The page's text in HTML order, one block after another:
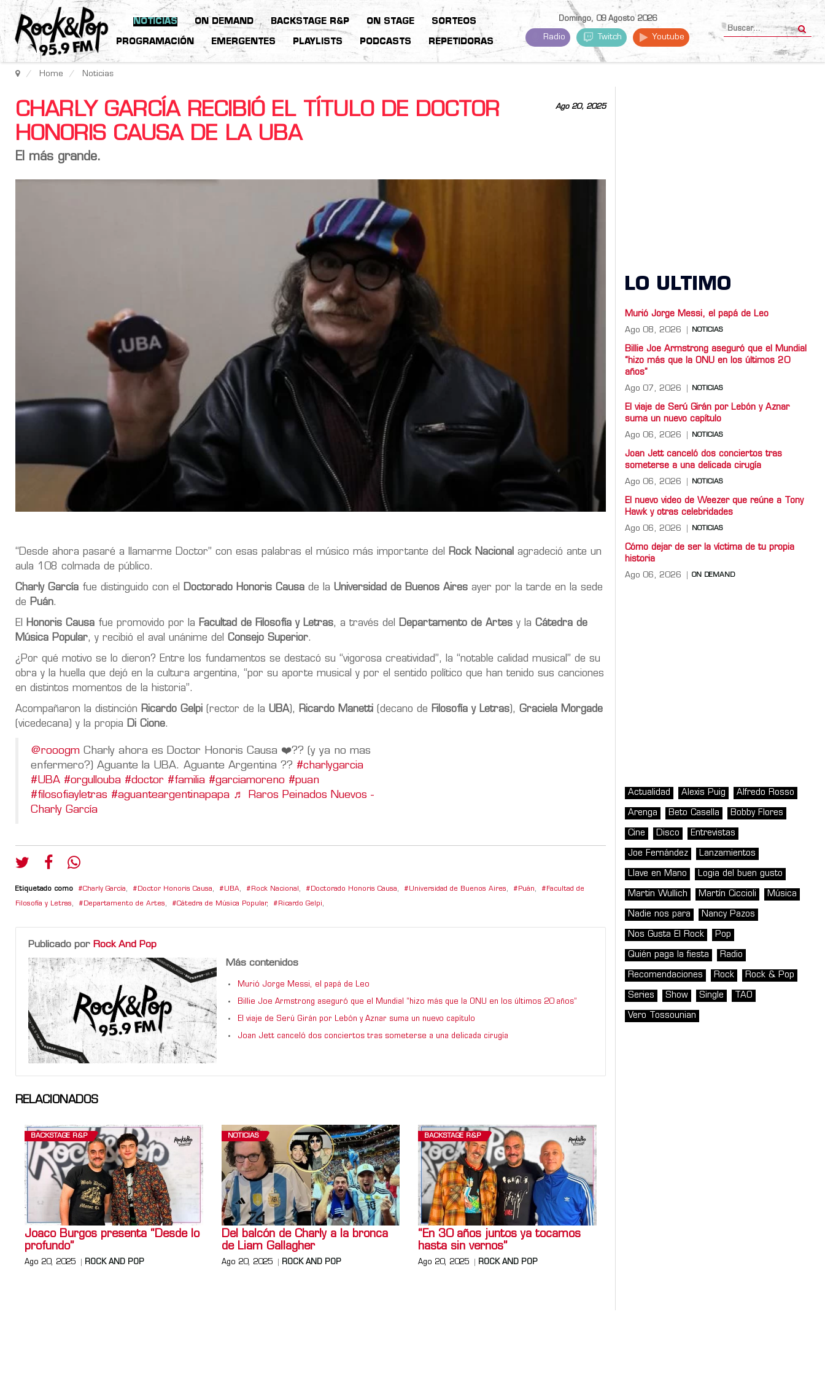
NOTICIAS ON DEMAND BACKSTAGE R&P ON STAGE SORTEOS
PROGRAMACIÓN EMERGENTES PLAYLISTS PODCASTS REPETIDORAS
Domingo, 09 Agosto 2026
Radio Twitch Youtube
Home Noticias
Ago 20, 2025
CHARLY GARCÍA RECIBIÓ EL TÍTULO DE DOCTOR
HONORIS CAUSA DE LA UBA
El más grande.
“Desde ahora pasaré a llamarme Doctor” con esas palabras el músico más importante del Rock Nacional agradeció ante un
aula 108 colmada de público.
Charly García fue distinguido con el Doctorado Honoris Causa de la Universidad de Buenos Aires ayer por la tarde en la sede
de Puán.
El Honoris Causa fue promovido por la Facultad de Filosofía y Letras, a través del Departamento de Artes y la Cátedra de
Música Popular, y recibió el aval unánime del Consejo Superior.
¿Por qué motivo se lo dieron? Entre los fundamentos se destacó su “vigorosa creatividad”, la “notable calidad musical” de su
obra y la huella que dejó en la cultura argentina, “por su aporte musical y por el sentido político que han tenido sus canciones
en distintos momentos de la historia”.
Acompañaron la distinción Ricardo Gelpi (rector de la UBA), Ricardo Manetti (decano de Filosofía y Letras ), Graciela Morgade
(vicedecana) y la propia Di Cione.
@rooogm Charly ahora es Doctor Honoris Causa ❤️‍?? (y ya no mas
enfermero?) Aguante la UBA. Aguante Argentina ?? #charlygarcia
#UBA #orgullouba #doctor #familia #garciamoreno #puan
#filosofiayletras #aguanteargentinapapa ♬ Raros Peinados Nuevos -
Charly García
Etiquetado como Charly García, Doctor Honoris Causa, UBA, Rock Nacional , Doctorado Honoris Causa, Universidad de Buenos Aires, Puán, Facultad de
Filosofía y Letras, Departamento de Artes, Cátedra de Música Popular, Ricardo Gelpi,
Publicado por Rock And Pop
Más contenidos
Murió Jorge Messi, el papá de Leo
Billie Joe Armstrong aseguró que el Mundial “hizo más que la ONU en los últimos 20 años”
El viaje de Serú Girán por Lebón y Aznar suma un nuevo capítulo
Joan Jett canceló dos conciertos tras someterse a una delicada cirugía
RELACIONADOS
BACKSTAGE R&P
Joaco Burgos presenta “Desde lo
profundo”
Ago 20, 2025 ROCK AND POP
NOTICIAS
Del balcón de Charly a la bronca
de Liam Gallagher
Ago 20, 2025 ROCK AND POP
BACKSTAGE R&P
“En 30 años juntos ya tocamos
hasta sin vernos”
Ago 20, 2025 ROCK AND POP
LO ULTIMO
Murió Jorge Messi, el papá de Leo
Ago 08, 2026 NOTICIAS
Billie Joe Armstrong aseguró que el Mundial
“hizo más que la ONU en los últimos 20
años”
Ago 07, 2026 NOTICIAS
El viaje de Serú Girán por Lebón y Aznar
suma un nuevo capítulo
Ago 06, 2026 NOTICIAS
Joan Jett canceló dos conciertos tras
someterse a una delicada cirugía
Ago 06, 2026 NOTICIAS
El nuevo video de Weezer que reúne a Tony
Hawk y otras celebridades
Ago 06, 2026 NOTICIAS
Cómo dejar de ser la víctima de tu propia
historia
Ago 06, 2026 ON DEMAND
Actualidad Alexis Puig Alfredo Rosso
Arenga Beto Casella Bobby Flores
Cine Disco Entrevistas
Joe Fernández Lanzamientos
Llave en Mano Logia del buen gusto
Martin Wullich Martín Ciccioli Música
Nadie nos para Nancy Pazos
Nos Gusta El Rock Pop
Quién paga la fiesta Radio
Recomendaciones Rock Rock & Pop
Series Show Single TAO
Vero Tossounian